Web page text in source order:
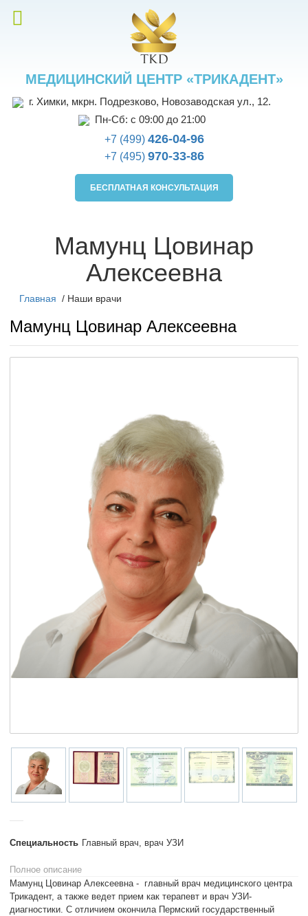
МЕДИЦИНСКИЙ ЦЕНТР «ТРИКАДЕНТ»
г. Химки, мкрн. Подрезково, Новозаводская ул., 12.
Пн-Сб: с 09:00 до 21:00
+7 (499) 426-04-96
+7 (495) 970-33-86
БЕСПЛАТНАЯ КОНСУЛЬТАЦИЯ
Мамунц Цовинар
Алексеевна
Главная / Наши врачи
Мамунц Цовинар Алексеевна
Специальность Главный врач, врач УЗИ
Полное описание
Мамунц Цовинар Алексеевна - главный врач медицинского центра
Трикадент, а также ведет прием как терапевт и врач УЗИ-
диагностики. С отличием окончила Пермский государственный